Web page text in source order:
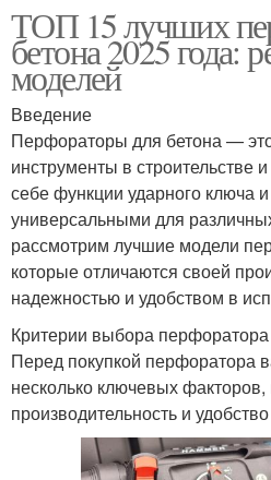
ТОП 15 лучших
бетона 2025 года:
моделей
Введение
Перфораторы для бетона —
инструменты в строительстве
себе функции ударного ключа
универсальными для
рассмотрим лучшие модели
которые отличаются своей
надежностью и удобством в
Критерии выбора перфоратора
Перед покупкой перфоратора
несколько ключевых
производительность и